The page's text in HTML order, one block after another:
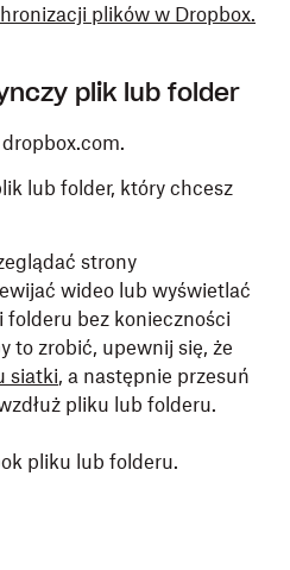
plików w Dropbox.
plik lub folder
lub folder, który chcesz
strony
wideo lub wyświetlać
folderu bez konieczności
to zrobić, upewnij się, że
siatki, a następnie przesuń
pliku lub folderu.
pliku lub folderu.